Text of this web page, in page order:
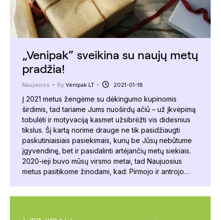
„Venipak“ sveikina su naujų metų
pradžia!
Naujienos By Venipak LT 2021-01-18
Į 2021 metus žengėme su dėkingumo kupinomis
širdimis, tad tariame Jums nuoširdų ačiū – už įkvėpimą
tobulėti ir motyvaciją kasmet užsibrėžti vis didesnius
tikslus. Šį kartą norime drauge ne tik pasidžiaugti
paskutiniaisiais pasiekimais, kurių be Jūsų nebūtume
įgyvendinę, bet ir pasidalinti artėjančių metų siekiais.
2020-ieji buvo mūsų virsmo metai, tad Naujuosius
metus pasitikome žinodami, kad: Pirmojo ir antrojo…